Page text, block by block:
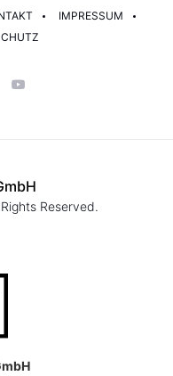
IMPRESSUM
Reserved.